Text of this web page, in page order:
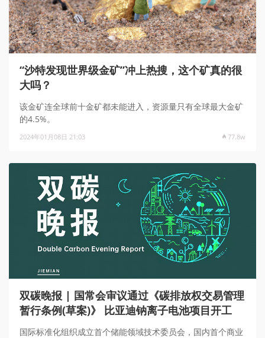
“沙特发现世界级金矿”冲上热搜，这个矿真的很
大吗？
该金矿连全球前十金矿都未能进入，资源量只有全球最大金矿
的4.5%。
2024年01月08日 21:03 77.8w
双碳晚报 | 国常会审议通过《碳排放权交易管理
暂行条例(草案)》 比亚迪钠离子电池项目开工
国际标准化组织成立首个储能领域技术委员会，国内首个商业